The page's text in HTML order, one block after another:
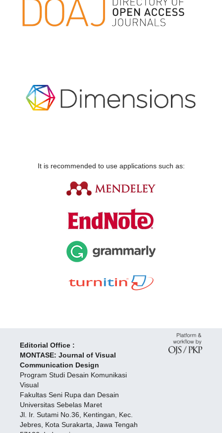
It is recommended to use applications such as:
Editorial Office :
MONTASE: Journal of Visual
Communication Design
Program Studi Desain Komunikasi
Visual
Fakultas Seni Rupa dan Desain
Universitas Sebelas Maret
Jl. Ir. Sutami No.36, Kentingan, Kec.
Jebres, Kota Surakarta, Jawa Tengah